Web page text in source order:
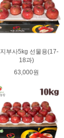
부사5kg 선물용(17-
18과)
63,000원